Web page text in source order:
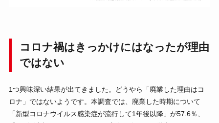
コロナ禍はきっかけにはなったが理由
ではない
1つ興味深い結果が出てきました。どうやら「廃業した理由はコ
ロナ」ではないようです。本調査では、廃業した時期について
「新型コロナウイルス感染症が流行して1年後以降」が57.6％、